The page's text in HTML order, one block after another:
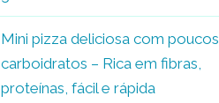
Mini pizza deliciosa com poucos
carboidratos – Rica em fibras,
proteínas, fácil e rápida